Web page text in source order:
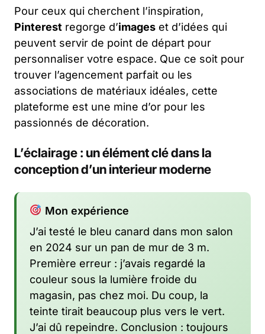
Pour ceux qui cherchent l’inspiration,
Pinterest regorge d’images et d’idées qui
peuvent servir de point de départ pour
personnaliser votre espace. Que ce soit pour
trouver l’agencement parfait ou les
associations de matériaux idéales, cette
plateforme est une mine d’or pour les
passionnés de décoration.
L’éclairage : un élément clé dans la
conception d’uninterieur moderne
Mon expérience
J’ai testé le bleu canard dans mon salon
en 2024 sur un pan de mur de 3 m.
Première erreur : j’avais regardé la
couleur sous la lumière froide du
magasin, pas chez moi. Du coup, la
teinte tirait beaucoup plus vers le vert.
J’ai dû repeindre. Conclusion : toujours